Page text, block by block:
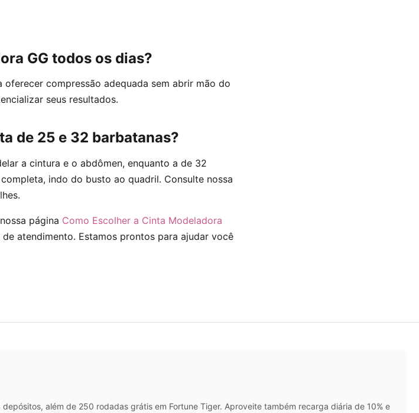
GG todos os dias?
oferecer compressão adequada sem abrir mão do
seus resultados.
de 25 e 32 barbatanas?
a cintura e o abdômen, enquanto a de 32
indo do busto ao quadril. Consulte nossa
página Como Escolher a Cinta Modeladora
atendimento. Estamos prontos para ajudar você
além de 250 rodadas grátis em Fortune Tiger. Aproveite também recarga diária de 10% e